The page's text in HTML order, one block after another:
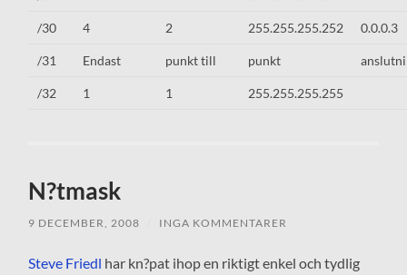
/30 4 2 255.255.255.252 0.0.0.3
/31 Endast punkt till punkt
/32 1 1 255.255.255.255
N?tmask
9 DECEMBER, 2008 INGA KOMMENTARER
Steve Friedl har kn?pat ihop en riktigt enkel och tydlig